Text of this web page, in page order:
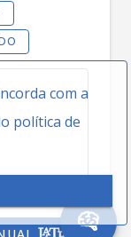
com a
política de